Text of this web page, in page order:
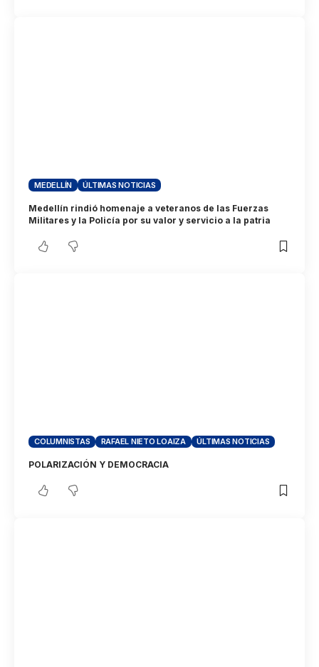
MEDELLÍN ÚLTIMAS NOTICIAS
Medellín rindió homenaje a veteranos de las Fuerzas
Militares y la Policía por su valor y servicio a la patria
COLUMNISTAS RAFAEL NIETO LOAIZA ÚLTIMAS NOTICIAS
POLARIZACIÓN Y DEMOCRACIA